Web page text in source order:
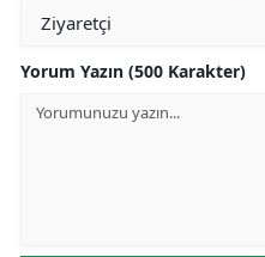
Yorum Yazın (500 Karakter)